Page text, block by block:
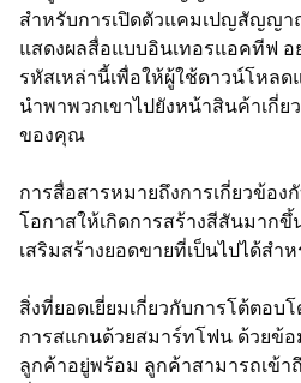
สำหรับการเปิดตัวแคมเปญสัญญา
แสดงผลสื่อแบบอินเทอรแอคทีฟ
รหัสเหล่านี้เพื่อให้ผู้ใช้ดาวน์โหล
นำพาพวกเขาไปยังหน้าสินค้าเกี่ย
ของคุณ
การสื่อสารหมายถึงการเกี่ยวข้อง
โอกาสให้เกิดการสร้างสีสันมากขึ้
เสริมสร้างยอดขายที่เป็นไปได้สำ
สิ่งที่ยอดเยี่ยมเกี่ยวกับการโต้ตอบ
การสแกนด้วยสมาร์ทโฟน ด้วยข้อ
ลูกค้าอยู่พร้อม ลูกค้าสามารถเข้า